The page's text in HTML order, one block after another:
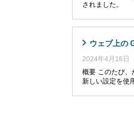
されました。
ウェブ上の
2024年4月16日
概要 このたび、
新しい設定を使